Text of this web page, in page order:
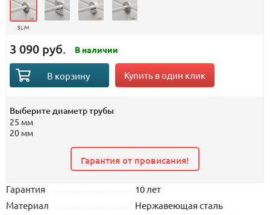
Выберите диаметр трубы
25 мм
20 мм
Гарантия от провисания!
SLIM
3 090 руб. В наличии
В корзину Купить в один клик
Гарантия
10 лет
Материал
Нержавеющая сталь